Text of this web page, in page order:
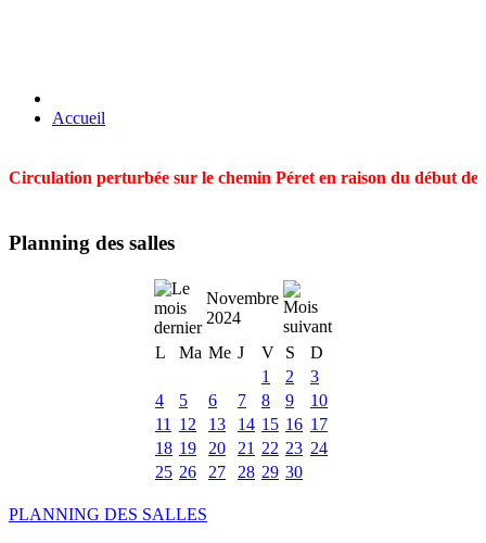
Accueil
Circulation perturbée sur le chemin Péret en raison du début
Planning des salles
Novembre
2024
L
Ma Me J V S
D
1
2
3
4
5 6 7 8 9
10
11
12 13 14 15 16 17
18 19 20 21 22 23 24
25 26 27 28 29 30
PLANNING DES SALLES